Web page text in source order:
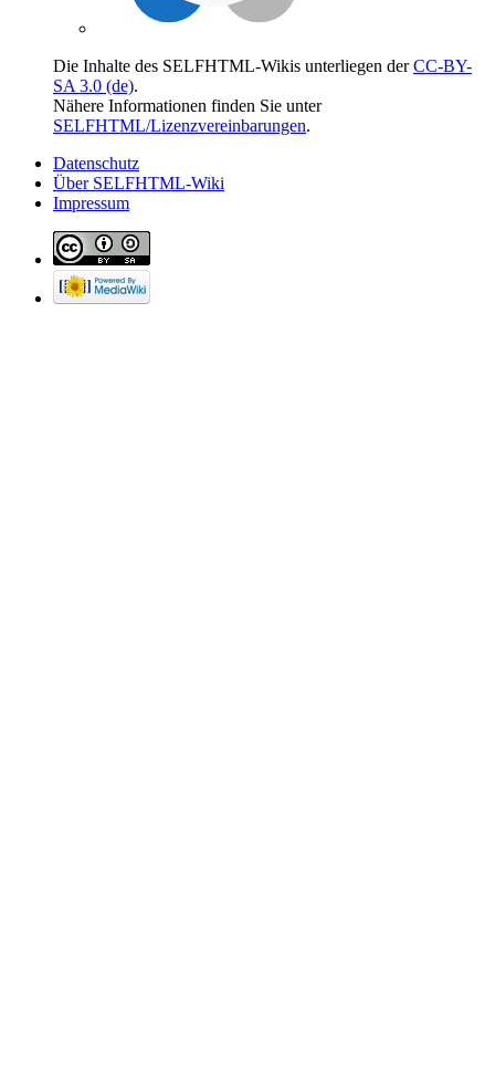
Die Inhalte des SELFHTML-Wikis unterliegen derCC-BY-
SA 3.0 (de).
Nähere Informationen finden Sie unter
SELFHTML/Lizenzvereinbarungen.
Datenschutz
Über SELFHTML-Wiki
Impressum